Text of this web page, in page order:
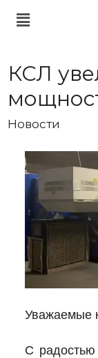
КСЛ
Новости
Уважаемые
С